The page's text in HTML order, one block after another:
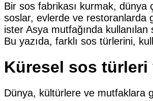
Bir sos fabrikası kurmak, dünya
soslar, evlerde ve restoranlarda
ister Asya mutfağında
Bu yazıda, farklı sos türlerini,
Küresel sos türleri
Dünya, kültürlere ve mutfaklara